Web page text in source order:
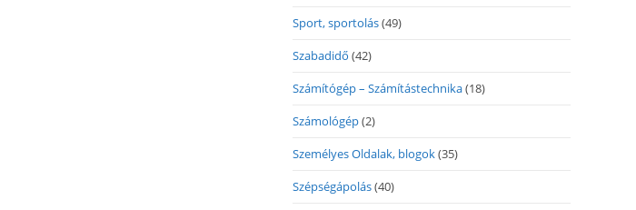
Sport, sportolás(49)
Szabadidő (42)
Számítógép – Számítástechnika(18)
Számológép(2)
Személyes Oldalak, blogok(35)
Szépségápolás(40)